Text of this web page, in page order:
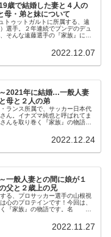
歳で結婚した妻と４人の
母・弟と妹について
トゥットガルトに所属する、遠
選手。２年連続でブンデのデュ
そんな遠藤選手の『家族』にス
2022.12.07
2021年に結婚…一般人妻
母と２人の弟
ランス所属で、サッカー日本代
ん。イナズマ純也と呼ばれてま
んを取り巻く『家族』の物語で
2022.12.24
一般人妻との間に娘が１
父と２歳上の兄
る、プロサッカー選手の山根視
心のプロテインです！今回は、
く『家族』の物語です。名
2022.11.27